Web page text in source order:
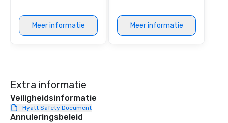
provides guests a
at various stops. Build Your Network
a typical sit-down
Meer informatie Meer informatie
Extra informatie
Veiligheidsinformatie
Hyatt Safety Document
Annuleringsbeleid